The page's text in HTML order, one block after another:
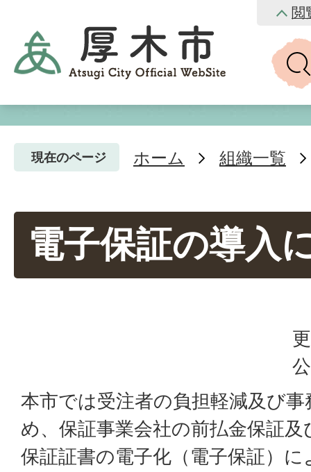
閲
現在のページ ホーム 組織一覧
電子保証の導入
本市では受注者の負担軽減及び
め、保証事業会社の前払金保証
保証証書の電子化（電子保証）